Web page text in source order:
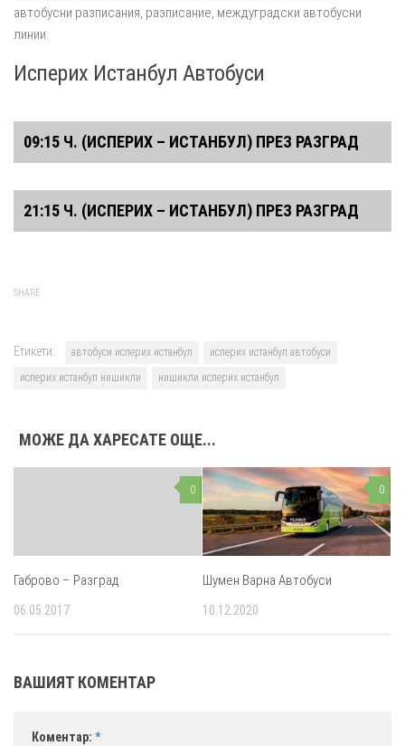
автобусни разписания, разписание, междуградски автобусни
линии.
Исперих Истанбул Автобуси
09:15 Ч. (ИСПЕРИХ – ИСТАНБУЛ) ПРЕЗ РАЗГРАД
Автогара
Истанбул
18:45
21:15 Ч. (ИСПЕРИХ – ИСТАНБУЛ) ПРЕЗ РАЗГРАД
SHARE
Етикети: автобуси исперих истанбул
исперих истанбул автобуси
исперих истанбул нишикли
нишикли исперих истанбул
МОЖЕ ДА ХАРЕСАТЕ ОЩЕ...
0
Габрово – Разград
06.05.2017
0
Шумен Варна Автобуси
10.12.2020
ВАШИЯТ КОМЕНТАР
Коментар: *